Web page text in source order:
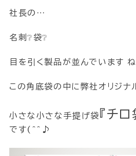
社長の…
名刺❔袋❔
目を引く製品が並んでいます
この角底袋の中に弊社オリジナ
小さな小さな手提げ袋 『チロ
です(^^♪